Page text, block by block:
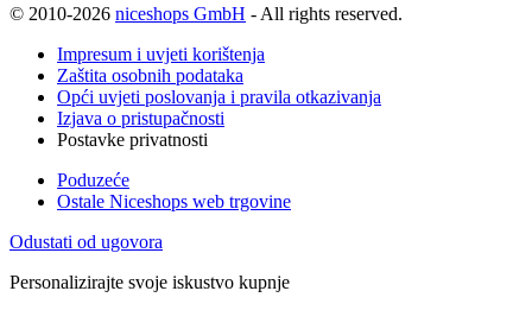
© 2010-2026 niceshops GmbH - All rights reserved.
Impresum i uvjeti korištenja
Zaštita osobnih podataka
Opći uvjeti poslovanja i pravila otkazivanja
Izjava o pristupačnosti
Postavke privatnosti
Poduzeće
Ostale Niceshops web trgovine
Odustati od ugovora
Personalizirajte svoje iskustvo kupnje